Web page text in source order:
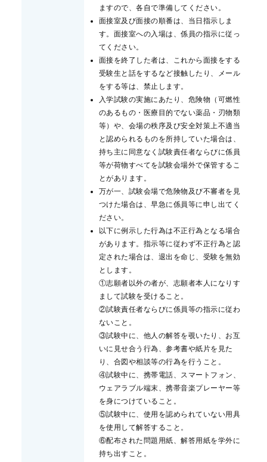
ますので、各自で準備してください。
面接室及び面接の順番は、当日指示しま
す。面接室への入場は、係員の指示に従っ
てください。
面接を終了した者は、これから面接をする
受験生と話をするなど接触したり、メール
をする等は、禁止します。
入学試験の実施にあたり、危険物（可燃性
のあるもの・医療目的でない薬品・刃物類
等）や、会場の秩序及び安全対策上不適当
と認められるものを所持していた場合は、
持ち主に同意なく試験責任者ならびに係員
等が荷物すべてを試験会場外で保管するこ
とがあります。
万が一、試験会場で危険物及び不審者を見
つけた場合は、早急に係員等に申し出てく
ださい。
以下に例示した行為は不正行為となる場合
があります。指示等に従わず不正行為と認
定された場合は、退出を命じ、受験を無効
とします。
①志願者以外の者が、志願者本人になりす
まして試験を受けること。
②試験責任者ならびに係員等の指示に従わ
ないこと。
③試験中に、他人の解答を覗いたり、お互
いに見せ合う行為、参考書や紙片を見た
り、合図や相談等の行為を行うこと。
④試験中に、携帯電話、スマートフォン、
ウェアラブル端末、携帯音楽プレーヤー等
を身につけていること。
⑤試験中に、使用を認められていない用具
を使用して解答すること。
⑥配布された問題用紙、解答用紙を学外に
持ち出すこと。